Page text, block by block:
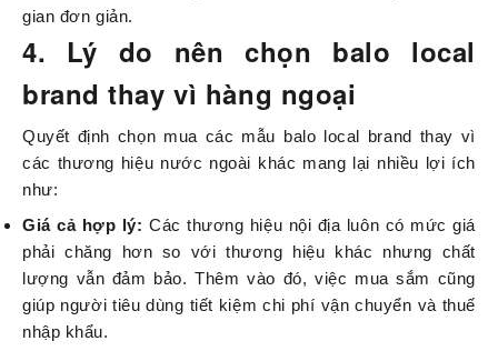
gian đơn giản.
4. Lý do nên chọn balo local
brand thay vì hàng ngoại
Quyết định chọn mua các mẫu balo local brand thay vì
các thương hiệu nước ngoài khác mang lại nhiều lợi ích
như:
Giá cả hợp lý: Các thương hiệu nội địa luôn có mức giá
phải chăng hơn so với thương hiệu khác nhưng chất
lượng vẫn đảm bảo. Thêm vào đó, việc mua sắm cũng
giúp người tiêu dùng tiết kiệm chi phí vận chuyển và thuế
nhập khẩu.